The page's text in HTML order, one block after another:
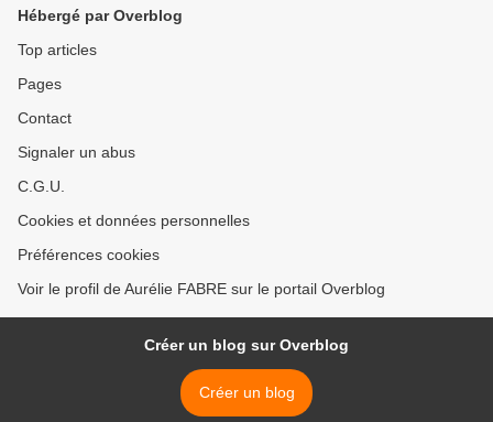
Hébergé par Overblog
Top articles
Pages
Contact
Signaler un abus
C.G.U.
Cookies et données personnelles
Préférences cookies
Voir le profil de Aurélie FABRE sur le portail Overblog
Créer un blog sur Overblog
Créer un blog